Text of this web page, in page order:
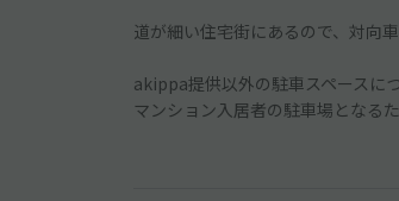
道が細い住宅街にあるので、対向
akippa提供以外の駐車スペースにつ
マンション入居者の駐車場となる